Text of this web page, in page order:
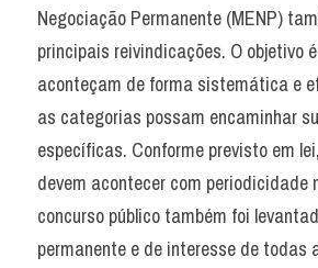
Negociação Permanente (MENP)
principais reivindicações. O objetivo
aconteçam de forma sistemática e
as categorias possam encaminhar
específicas. Conforme previsto em
devem acontecer com periodicidade
concurso público também foi
permanente e de interesse de todas